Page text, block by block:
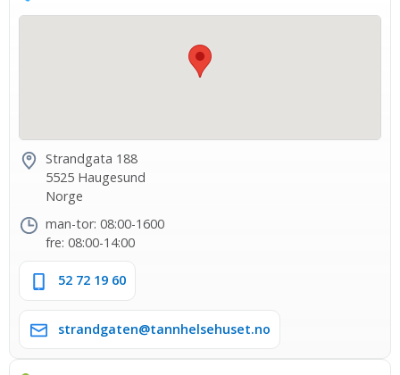
Strandgata 188
5525 Haugesund
Norge
man-tor: 08:00-1600
fre: 08:00-14:00
52 72 19 60
strandgaten@tannhelsehuset.no